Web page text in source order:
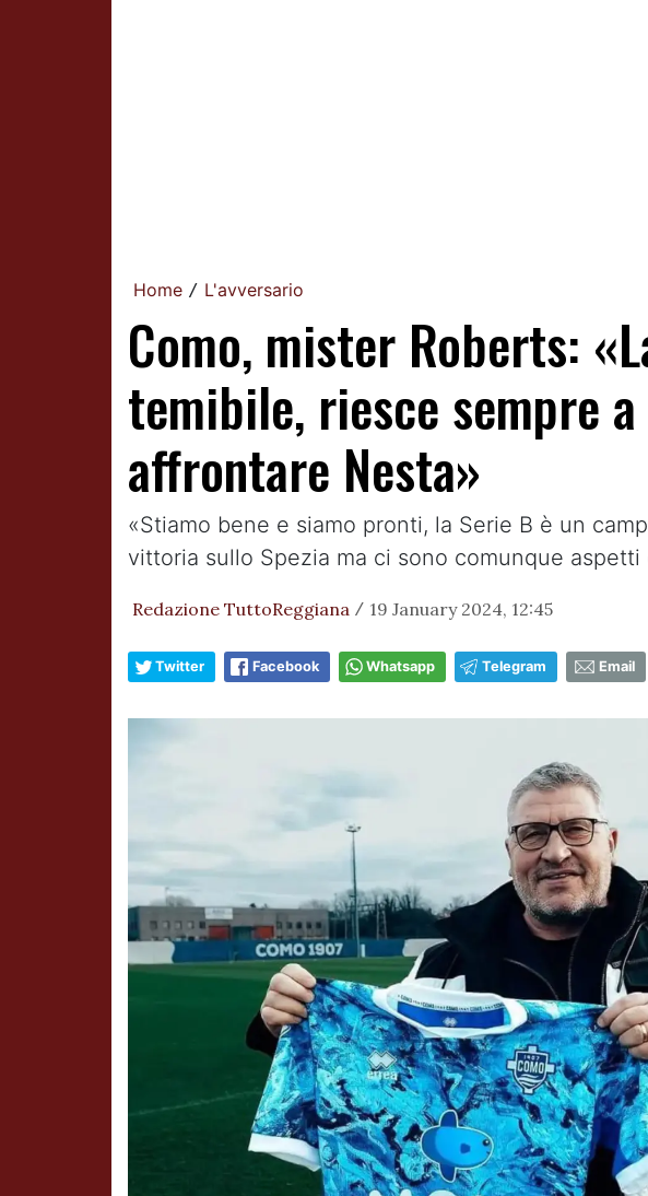
Home / L'avversario
Como, mister Roberts:
temibile, riesce sempre
affrontare Nesta»
«Stiamo bene e siamo pronti, la Serie B è un
vittoria sullo Spezia ma ci sono comunque aspetti
Redazione TuttoReggiana / 19 January 2024, 12:45
Twitter Facebook Whatsapp Telegram Email